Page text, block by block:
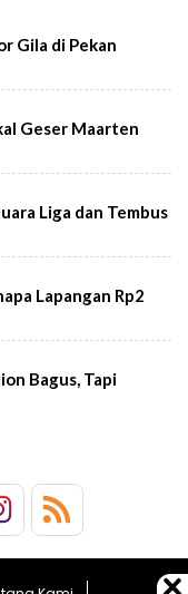
Gila di Pekan
Geser Maarten
Liga dan Tembus
Lapangan Rp2
Bagus, Tapi